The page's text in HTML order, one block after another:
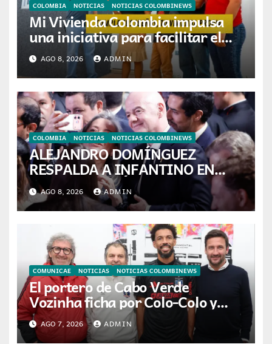
COLOMBIA NOTICIAS NOTICIAS COLOMBINEWS
Mi Vivienda Colombia impulsa
una iniciativa para facilitar el
acceso a la vivienda de familias
colombianas
AGO 8, 2026 ADMIN
COLOMBIA NOTICIAS NOTICIAS COLOMBINEWS
ALEJANDRO DOMÍNGUEZ
RESPALDA A INFANTINO EN
CALI: «ES EL LÍDER DE LA
TRANSFORMACIÓN DEL
FÚTBOL»
AGO 8, 2026 ADMIN
COMUNICAE NOTICIAS NOTICIAS COLOMBINEWS
El portero de Cabo Verde
Vozinha ficha por Colo-Colo y
JETOUR respalda su nueva etapa
AGO 7, 2026 ADMIN